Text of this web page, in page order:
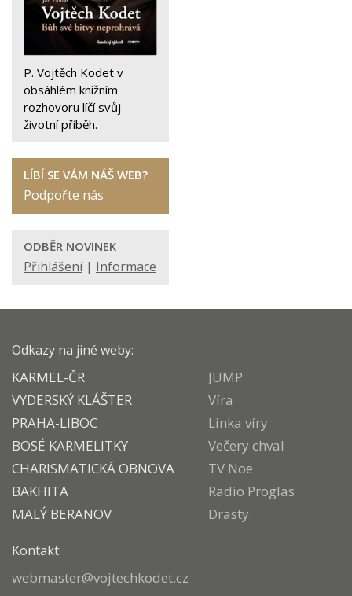
P. Vojtěch Kodet v
obsáhlém knižním
rozhovoru líčí svůj
životní příběh.
LÍBÍ SE VÁM NÁŠ WEB?
Podpořte nás
ODBĚR NOVINEK
Přihlášení| Informace
Odkazy na jiné weby:
KARMEL-ČR
VYDERSKÝ KLÁŠTER
PRAHA-LIBOC
BOSÉ KARMELITKY
CHARISMATICKÁ OBNOVA
BAKHITA
MALÝ BERANOV
JUMP
Víra
Linka víry
Večery chval
TV Noe
Radio Proglas
Drasty
Kontakt:
webmaster@vojtechkodet.cz